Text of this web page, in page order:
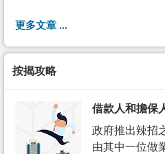
更多文章 ...
按揭攻略
借款人和擔保
政府推出辣招
由其中一位做